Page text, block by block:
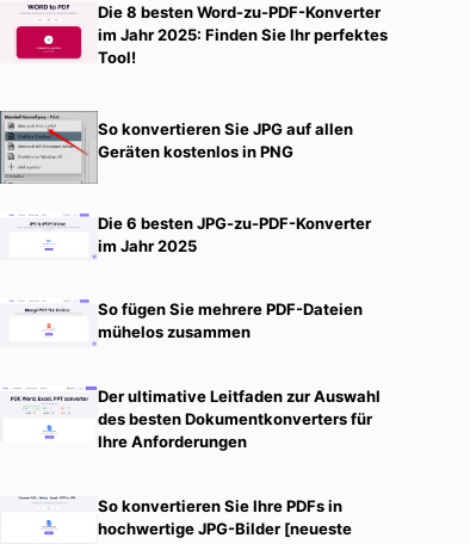
Die 8 besten Word-zu-PDF-Konverter
im Jahr 2025: Finden Sie Ihr perfektes
Tool!
So konvertieren Sie JPG auf allen
Geräten kostenlos in PNG
Die 6 besten JPG-zu-PDF-Konverter
im Jahr 2025
So fügen Sie mehrere PDF-Dateien
mühelos zusammen
Der ultimative Leitfaden zur Auswahl
des besten Dokumentkonverters für
Ihre Anforderungen
So konvertieren Sie Ihre PDFs in
hochwertige JPG-Bilder [neueste